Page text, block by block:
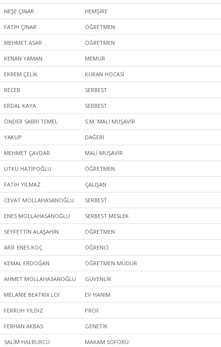
NEŞE ÇINAR HEMŞİRE
FATİH ÇINAR ÖĞRETMEN
MEHMET ASAR ÖĞRETMEN
KENAN YAMAN MEMUR
EKREM ÇELİK KURAN HOCASİ
RECEB SERBEST
ERDAL KAYA SERBEST
ÖNDER SABRİ TEMEL S.M. MALİ MÜŞAVİR
YAKUP DAĞERİ
MEHMET ÇAVDAR MALİ MÜŞAVİR
UTKU HATİPOĞLU ÖĞRETMEN
FATİH YILMAZ ÇALIŞAN
CEVAT MOLLAHASANOĞLU SERBEST
ENES MOLLAHASANOĞLU SERBEST MESLEK
SEYFETTİN ALAŞAHİN ÖĞRETMEN
ARİF ENES KOÇ ÖĞRENCİ
KEMAL ERDOĞAN ÖĞRETMEN-MÜDÜR
AHMET MOLLAHASANOĞLU GÜVENLİK
MELANİE BEATRİX LOİ EV HANIM
FERRUH YILDIZ PROF.
FERHAN AKBAS GENETİK
SALİM HALBURCU MAKAM SÖFÖRÜ